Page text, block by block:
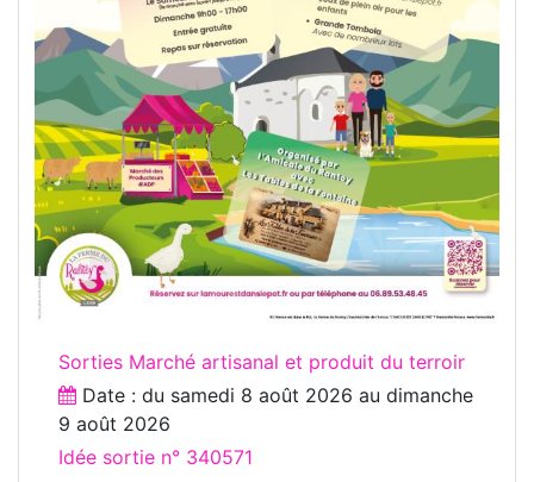
Sorties Marché artisanal et produit du terroir
Date : du samedi 8 août 2026 au dimanche
9 août 2026
Idée sortie n° 340571